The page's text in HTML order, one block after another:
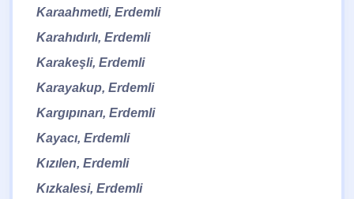
Karaahmetli, Erdemli
Karahıdırlı, Erdemli
Karakeşli, Erdemli
Karayakup, Erdemli
Kargıpınarı, Erdemli
Kayacı, Erdemli
Kızılen, Erdemli
Kızkalesi, Erdemli